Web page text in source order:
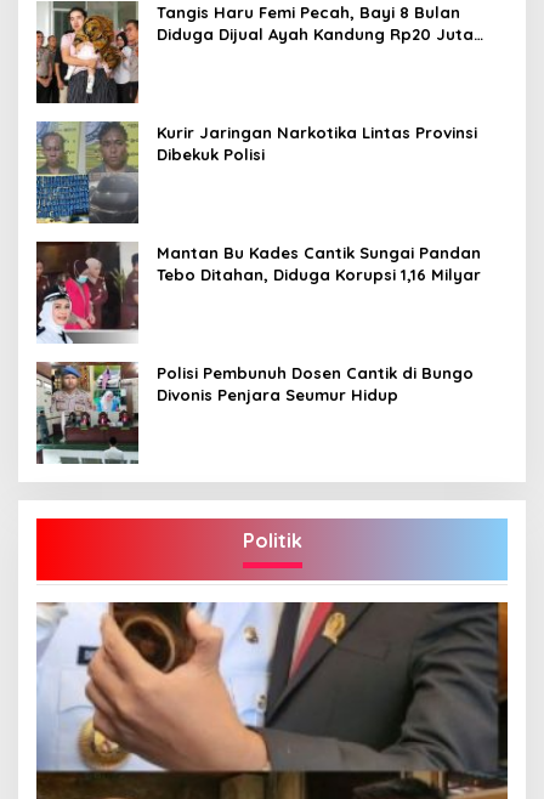
Tangis Haru Femi Pecah, Bayi 8 Bulan
Diduga Dijual Ayah Kandung Rp20 Juta
Kurir Jaringan Narkotika Lintas Provinsi
Dibekuk Polisi
Mantan Bu Kades Cantik Sungai Pandan
Tebo Ditahan, Diduga Korupsi 1,16 Milyar
Polisi Pembunuh Dosen Cantik di Bungo
Divonis Penjara Seumur Hidup
Politik